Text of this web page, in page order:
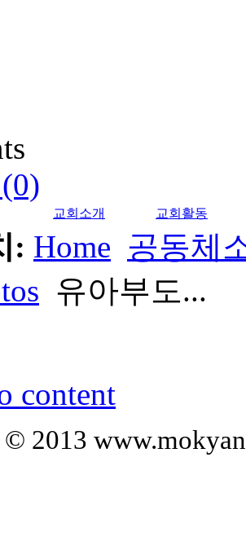
교회소개 교회활동
: Home 공동체
유아부도...
content
2013